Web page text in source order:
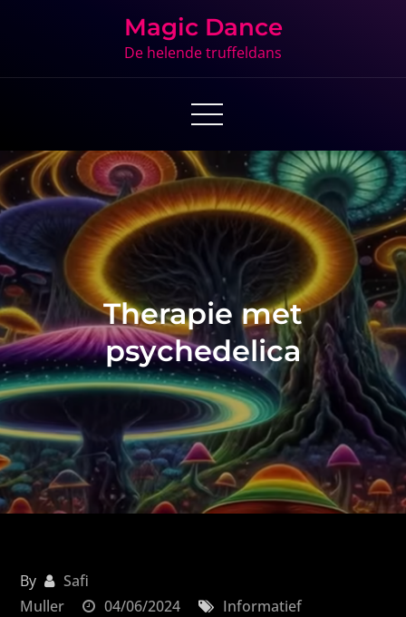
Magic Dance
De helende truffeldans
Therapie met
psychedelica
By
Safi
Muller
04/06/2024 Informatief